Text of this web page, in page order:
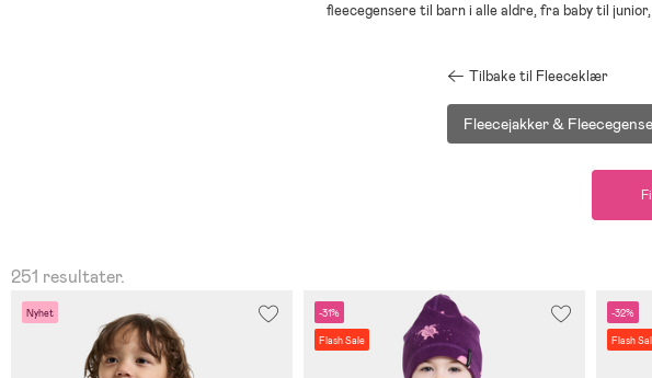
fleecegensere til barn i alle aldre, fra baby til
Tilbake til Fleeceklær
Fleecejakker &
251 resultater.
Nyhet -31%
Flash Sale
-32%
Flash